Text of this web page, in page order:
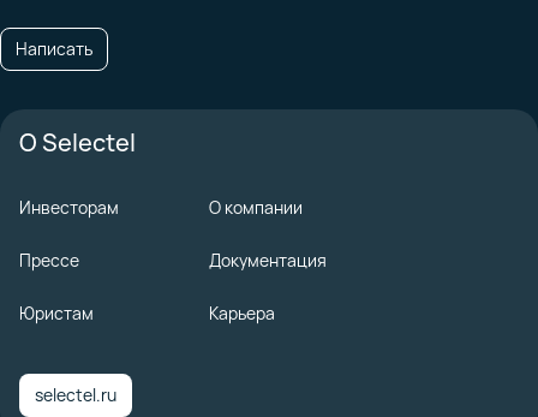
Написать
О Selectel
Инвесторам О компании
Прессе Документация
Юристам Карьера
selectel.ru